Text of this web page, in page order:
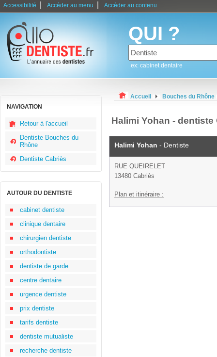
Accessibilité Accéder au menu Accéder au contenu
QUI ?
ex: cabinet dentaire
NAVIGATION
Retour à l'accueil
Dentiste Bouches du
Rhône
Dentiste Cabriès
AUTOUR DU DENTISTE
cabinet dentiste
clinique dentaire
chirurgien dentiste
orthodontiste
dentiste de garde
centre dentaire
urgence dentiste
prix dentiste
tarifs dentiste
dentiste mutualiste
recherche dentiste
Accueil Bouches du Rhône
Halimi Yohan - dentiste
Halimi Yohan - Dentiste
RUE QUEIRELET
13480 Cabriès
Plan et itinéraire :